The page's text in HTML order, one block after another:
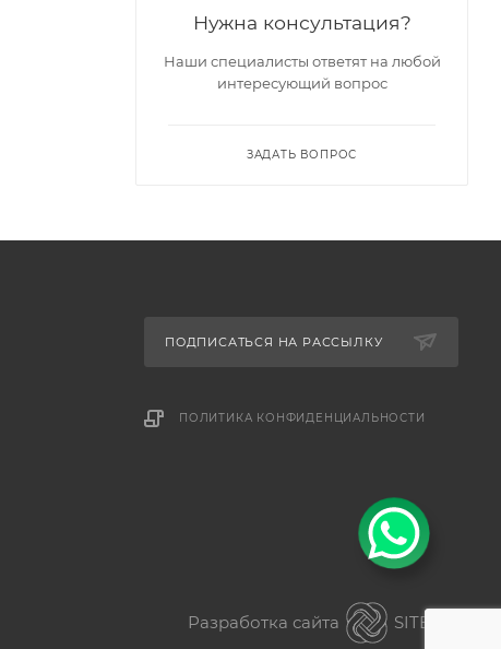
Нужна консультация?
Наши специалисты ответят на любой
интересующий вопрос
ЗАДАТЬ ВОПРОС
ПОДПИСАТЬСЯ НА РАССЫЛКУ
ПОЛИТИКА КОНФИДЕНЦИАЛЬНОСТИ
Разработка сайта
SITER.KZ